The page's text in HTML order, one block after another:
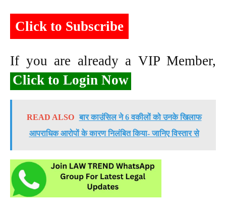
Click to Subscribe
If you are already a VIP Member,
Click to Login Now
READ ALSO बार काउंसिल ने 6 वकीलों को उनके खिलाफ
आपराधिक आरोपों के कारण निलंबित किया- जानिए विस्तार से